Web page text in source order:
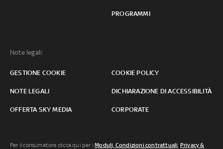
PROGRAMMI
Note legali:
GESTIONE COOKIE COOKIE POLICY
NOTE LEGALI DICHIARAZIONE DI ACCESSIBILITÀ
OFFERTA SKY MEDIA CORPORATE
Per il consumatore clicca qui per iModuli, Condizioni contrattuali, Privacy &